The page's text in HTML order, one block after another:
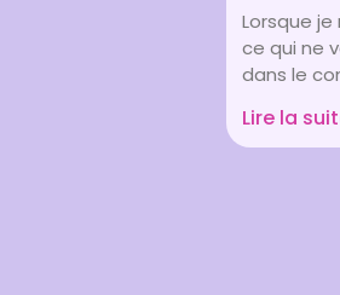
Lorsque
ce qui ne
dans le
Lire la